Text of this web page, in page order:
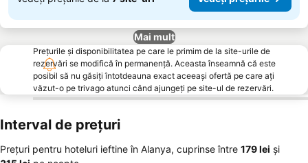
Mai mult
Prețurile și disponibilitatea pe care le primim de la site-urile de
rezervări se modifică în permanență. Aceasta înseamnă că este
posibil să nu găsiți întotdeauna exact aceeași ofertă pe care ați
văzut-o pe trivago atunci când ajungeți pe site-ul de rezervări.
Interval de prețuri
Prețuri pentru hoteluri ieftine în Alanya, cuprinse între ‎179 lei și